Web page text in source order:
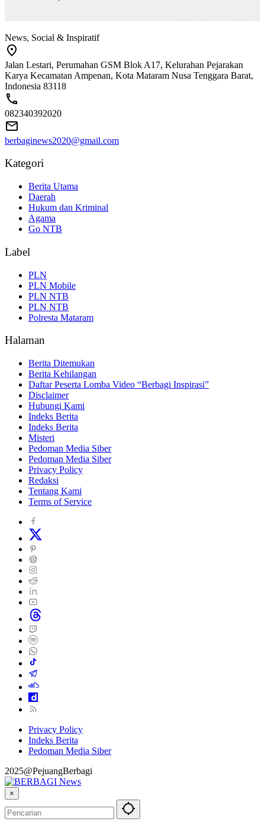
News, Social & Inspiratif
Jalan Lestari, Perumahan GSM Blok A17, Kelurahan Pejarakan
Karya Kecamatan Ampenan, Kota Mataram Nusa Tenggara Barat,
Indonesia 83118
082340392020
berbaginews2020@gmail.com
Kategori
Berita Utama
Daerah
Hukum dan Kriminal
Agama
Go NTB
Label
PLN
PLN Mobile
PLN NTB
PLN NTB
Polresta Mataram
Halaman
Berita Ditemukan
Berita Kehilangan
Daftar Peserta Lomba Video “Berbagi Inspirasi”
Disclaimer
Hubungi Kami
Indeks Berita
Indeks Berita
Misteri
Pedoman Media Siber
Pedoman Media Siber
Privacy Policy
Redaksi
Tentang Kami
Terms of Service
Privacy Policy
Indeks Berita
Pedoman Media Siber
2025@PejuangBerbagi
×